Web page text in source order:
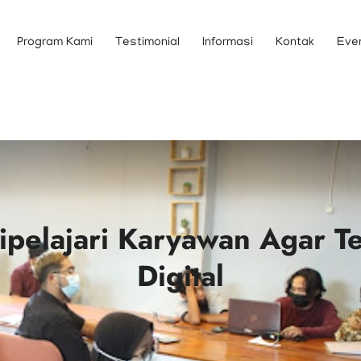
Program Kami Testimonial Informasi Kontak
Karyawan Agar
Digital